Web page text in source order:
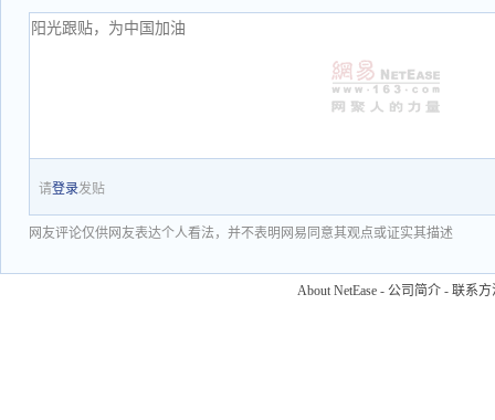
请登录发贴
网友评论仅供网友表达个人看法，并不表明网易同意其观点或证实其描述
About NetEase - 公司简介 - 联系方